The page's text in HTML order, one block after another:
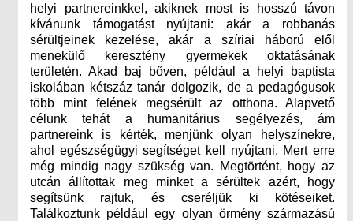
helyi partnereinkkel, akiknek most is hosszú távon
kívánunk támogatást nyújtani: akár a robbanás
sérültjeinek kezelése, akár a szíriai háború elől
menekülő keresztény gyermekek oktatásának
területén. Akad baj bőven, például a helyi baptista
iskolában kétszáz tanár dolgozik, de a pedagógusok
több mint felének megsérült az otthona. Alapvető
célunk tehát a humanitárius segélyezés, ám
partnereink is kérték, menjünk olyan helyszínekre,
ahol egészségügyi segítséget kell nyújtani. Mert erre
még mindig nagy szükség van. Megtörtént, hogy az
utcán állítottak meg minket a sérültek azért, hogy
segítsünk rajtuk, és cseréljük ki kötéseiket.
Találkoztunk például egy olyan örmény származású